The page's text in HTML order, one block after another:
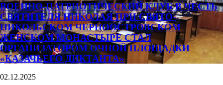
ВОЕННО-ПАТРИОТИЧЕСКИЙ КЛУБ В ЧЕСТЬ
СВЯТИТЕЛЯ НИКОЛАЯ ПРИ СВЯТО-
НИКОЛЬСКОМ ЧЕРНООСТРОВСКОМ
ЖЕНСКОМ МОНАСТЫРЕ СТАЛ
ОРГАНИЗАТОРОМ ОЧНОЙ ПЛОЩАДКИ
«КАЗАЧЬЕГО ДИКТАНТА»
02.12.2025